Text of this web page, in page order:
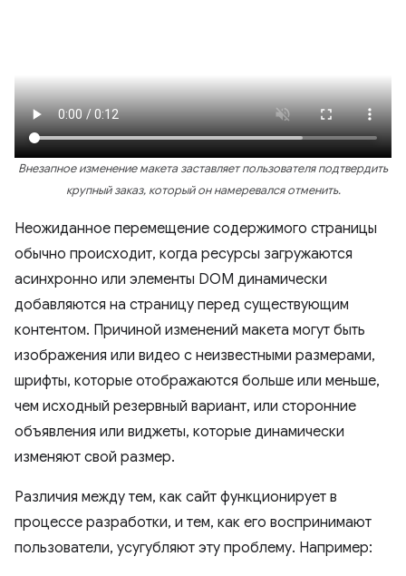
Внезапное изменение макета заставляет пользователя подтвердить
крупный заказ, который он намеревался отменить.
Неожиданное перемещение содержимого страницы
обычно происходит, когда ресурсы загружаются
асинхронно или элементы DOM динамически
добавляются на страницу перед существующим
контентом. Причиной изменений макета могут быть
изображения или видео с неизвестными размерами,
шрифты, которые отображаются больше или меньше,
чем исходный резервный вариант, или сторонние
объявления или виджеты, которые динамически
изменяют свой размер.
Различия между тем, как сайт функционирует в
процессе разработки, и тем, как его воспринимают
пользователи, усугубляют эту проблему. Например: